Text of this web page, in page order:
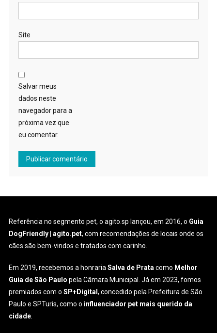
Site
Salvar meus
dados neste
navegador para a
próxima vez que
eu comentar.
Referência no segmento pet, o agito.sp lançou, em 2016, o Guia
DogFriendly | agito.pet, com recomendações de locais onde os
cães são bem-vindos e tratados com carinho.
Em 2019, recebemos a honrariaSalva de Prata como Melhor
Guia de São Paulo pela Câmara Municipal. Já em 2023, fomos
premiados com oSP+Digital, concedido pela Prefeitura de São
Paulo e SPTuris, como o influenciador pet mais querido da
cidade